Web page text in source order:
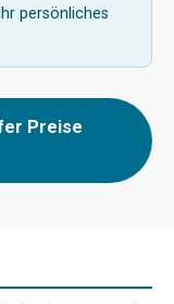
persönliches
Preise